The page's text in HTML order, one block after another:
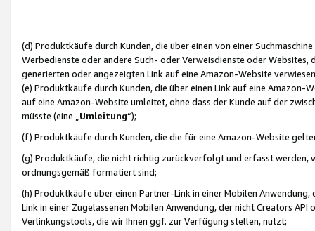
(d) Produktkäufe durch Kunden, die über einen von einer
Werbedienste oder andere Such- oder Verweisdienste oder Websites,
generierten oder angezeigten Link auf eine Amazon-Website
(e) Produktkäufe durch Kunden, die über einen Link auf eine
auf eine Amazon-Website umleitet, ohne dass der Kunde auf der
müsste (eine „ Umleitung“);
(f) Produktkäufe durch Kunden, die die für eine Amazon-Website
(g) Produktkäufe, die nicht richtig zurückverfolgt und erfasst werden,
ordnungsgemäß formatiert sind;
(h) Produktkäufe über einen Partner-Link in einer Mobilen
Link in einer Zugelassenen Mobilen Anwendung, der nicht Creators
Verlinkungstools, die wir Ihnen ggf. zur Verfügung stellen, nutzt;